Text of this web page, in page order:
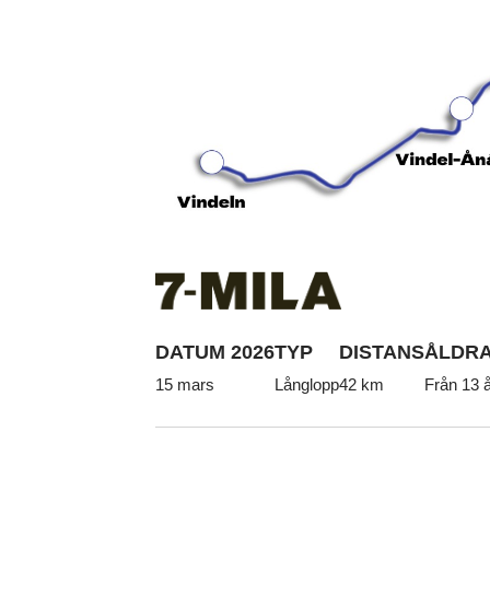
DATUM 2026
15 mars
TYP
Långlopp
DISTANS
42 km Från 13